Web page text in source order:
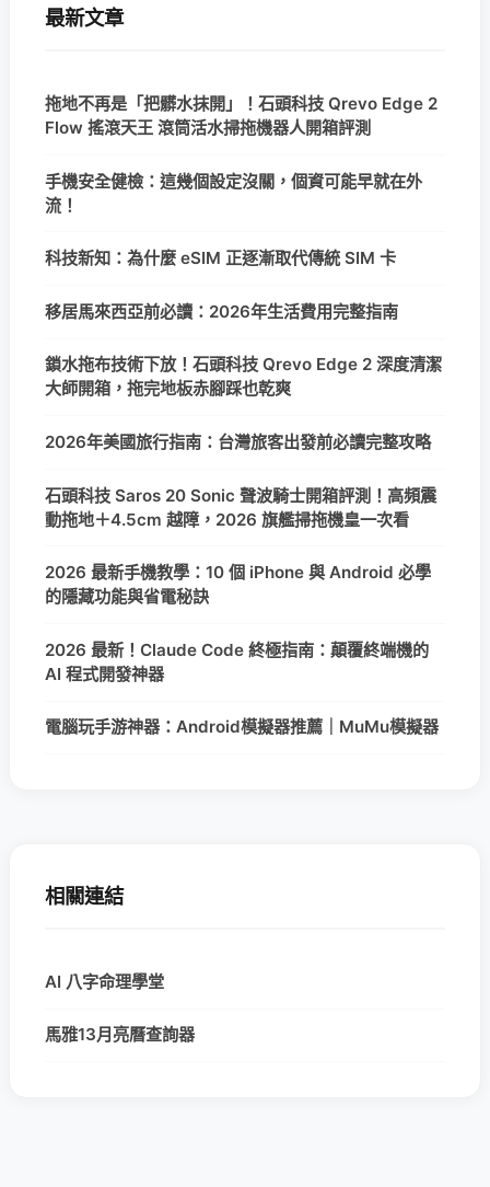
最新文章
拖地不再是「把髒水抹開」！石頭科技 Qrevo Edge 2
Flow 搖滾天王 滾筒活水掃拖機器人開箱評測
手機安全健檢：這幾個設定沒關，個資可能早就在外
流！
科技新知：為什麼 eSIM 正逐漸取代傳統 SIM 卡
移居馬來西亞前必讀：2026年生活費用完整指南
鎖水拖布技術下放！石頭科技 Qrevo Edge 2 深度清潔
大師開箱，拖完地板赤腳踩也乾爽
2026年美國旅行指南：台灣旅客出發前必讀完整攻略
石頭科技 Saros 20 Sonic 聲波騎士開箱評測！高頻震
動拖地＋4.5cm 越障，2026 旗艦掃拖機皇一次看
2026 最新手機教學：10 個 iPhone 與 Android 必學
的隱藏功能與省電秘訣
2026 最新！Claude Code 終極指南：顛覆終端機的
AI 程式開發神器
電腦玩手游神器：Android模擬器推薦｜MuMu模擬器
相關連結
AI 八字命理學堂
馬雅13月亮曆查詢器